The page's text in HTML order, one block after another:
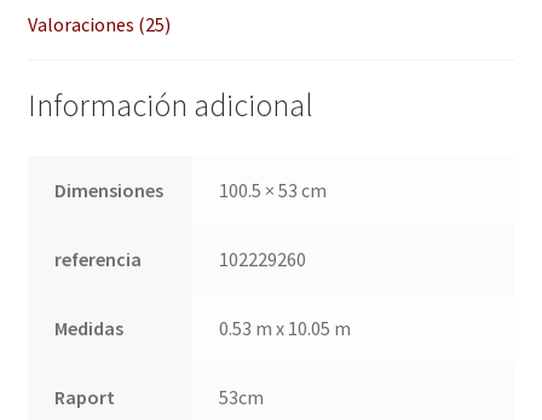
Valoraciones (25)
Información adicional
Dimensiones 100.5 × 53 cm
referencia 102229260
Medidas 0.53 m x 10.05 m
Raport 53cm